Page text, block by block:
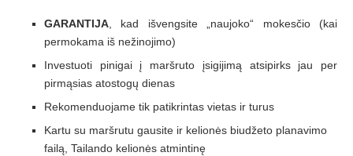
GARANTIJA , kad išvengsite „naujoko“ mokesčio (kai
permokama iš nežinojimo)
Investuoti pinigai į maršruto įsigijimą atsipirks jau per
pirmąsias atostogų dienas
Rekomenduojame tik patikrintas vietas ir turus
Kartu su maršrutu gausite ir kelionės biudžeto planavimo
failą, Tailando kelionės atmintinę